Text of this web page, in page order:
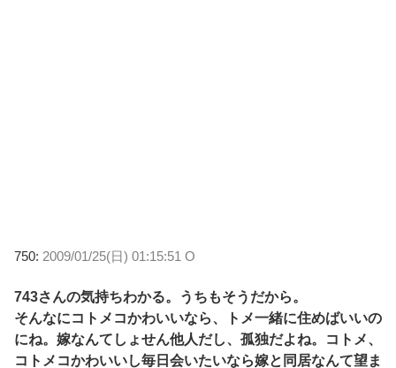
750: 2009/01/25(日) 01:15:51 O
743さんの気持ちわかる。うちもそうだから。
そんなにコトメコかわいいなら、トメ一緒に住めばいいの
にね。嫁なんてしょせん他人だし、孤独だよね。コトメ、
コトメコかわいいし毎日会いたいなら嫁と同居なんて望ま